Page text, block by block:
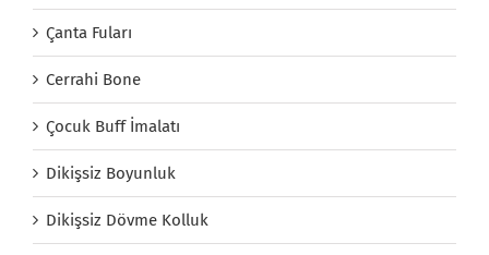
Çanta Fuları
Cerrahi Bone
Çocuk Buff İmalatı
Dikişsiz Boyunluk
Dikişsiz Dövme Kolluk